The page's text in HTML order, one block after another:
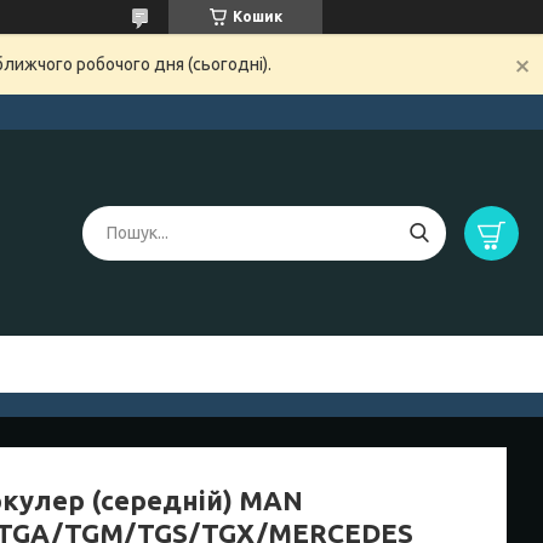
Кошик
робочого дня (сьогодні).
(середній) MAN
TGM/TGS/TGX/MERCEDES